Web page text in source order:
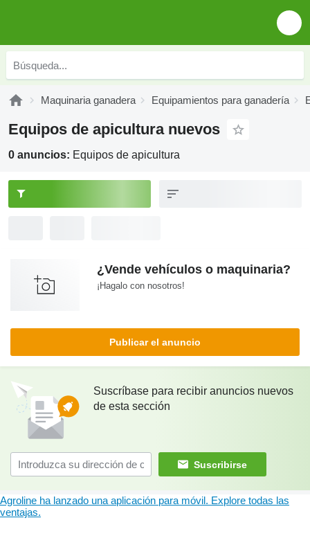
Maquinaria ganadera Equipamientos para ganadería
Equipos de apicultura nuevos
0 anuncios: Equipos de apicultura
¿Vende vehículos o maquinaria?
¡Hagalo con nosotros!
Publicar el anuncio
Suscríbase para recibir anuncios nuevos
de esta sección
Suscribirse
Agroline ha lanzado una aplicación para móvil. Explore todas las
ventajas.